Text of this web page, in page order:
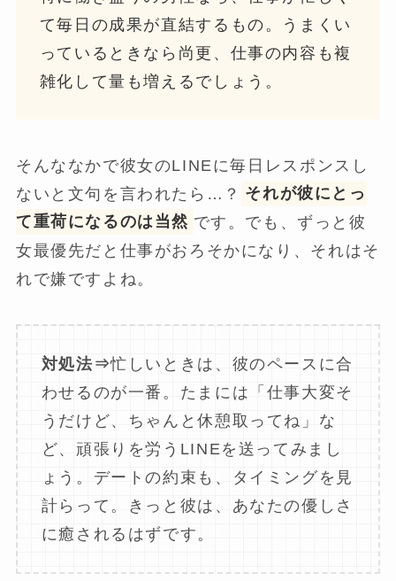
て毎日の成果が直結するもの。うまくい
っているときなら尚更、仕事の内容も複
雑化して量も増えるでしょう。
そんななかで彼女のLINEに毎日レスポンスし
ないと文句を言われたら…？ それが彼にとっ
て重荷になるのは当然 です。でも、ずっと彼
女最優先だと仕事がおろそかになり、それはそ
れで嫌ですよね。
対処法⇒忙しいときは、彼のペースに合
わせるのが一番。たまには「仕事大変そ
うだけど、ちゃんと休憩取ってね」な
ど、頑張りを労うLINEを送ってみまし
ょう。デートの約束も、タイミングを見
計らって。きっと彼は、あなたの優しさ
に癒されるはずです。